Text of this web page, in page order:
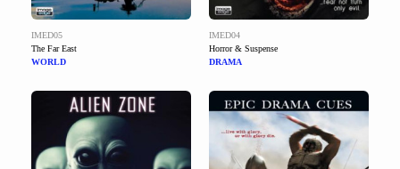
IMED05
The Far East
WORLD
IMED04
Horror & Suspense
DRAMA